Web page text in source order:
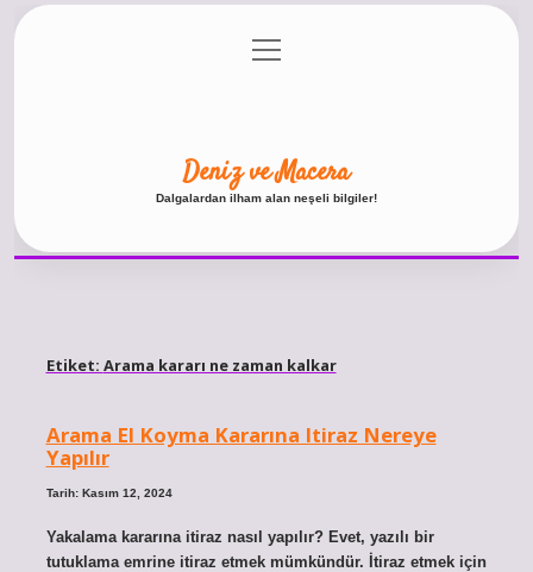
Gizlilik Politikası
menüyü
aç
Deniz ve Macera
Dalgalardan ilham alan neşeli bilgiler!
Etiket: Arama kararı ne zaman kalkar
Arama El Koyma Kararına Itiraz Nereye
Yapılır
Tarih: Kasım 12, 2024
Yakalama kararına itiraz nasıl yapılır? Evet, yazılı bir
tutuklama emrine itiraz etmek mümkündür. İtiraz etmek için